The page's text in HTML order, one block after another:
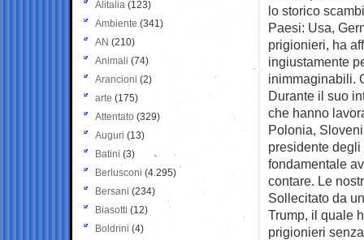
lo storico
Paesi: Usa,
prigionieri, ha
ingiustamente
inimmaginabili.
Durante il suo
che hanno
Polonia,
presidente
fondamentale
contare. Le
Sollecitato da
Trump, il quale
prigionieri
Alitalia (123)
Ambiente (341)
AN (210)
Animali (74)
Arancioni (2)
arte (175)
Attentato (329)
Auguri (13)
Batini (3)
Berlusconi (4.295)
Bersani (234)
Biasotti (12)
Boldrini (4)